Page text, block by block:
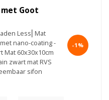
Goot
Less⎢Mat
nano-coating -
Mat 60x30x10cm
zwart mat RVS
sifon
-1%